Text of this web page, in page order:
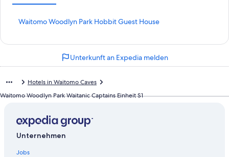
Waitomo Woodlyn Park Hobbit Guest House
L
d
d
f
o
l
g
Unterkunft an Expedia melden
Hotels in Waitomo Caves
Waitomo Woodlyn Park Waitanic Captains Einheit S1
Unternehmen
Jobs